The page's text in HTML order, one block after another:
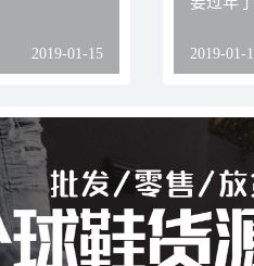
2019-01-15 2019-01-